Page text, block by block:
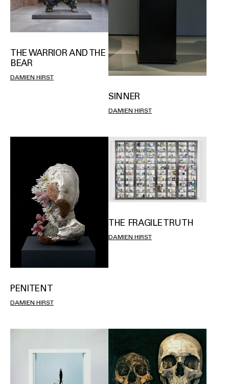
THE WARRIOR AND THE
BEAR
DAMIEN HIRST
SINNER
DAMIEN HIRST
PENITENT
DAMIEN HIRST
THE FRAGILE TRUTH
DAMIEN HIRST